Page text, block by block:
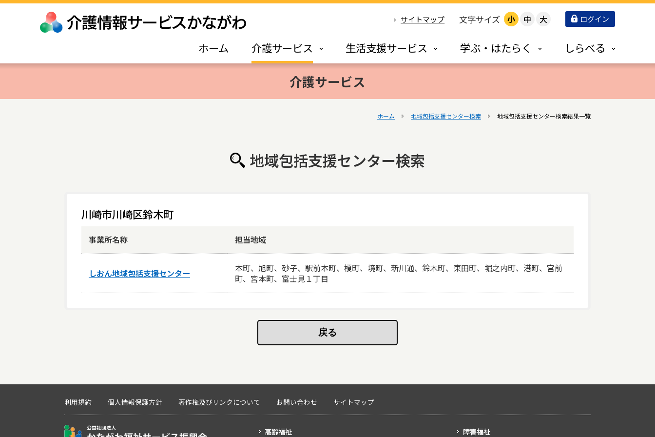
サイトマップ 文字サイズ 小 中 大 ログイン
ホーム 介護サービス 生活支援サービス 学ぶ・はたらく しらべる
介護サービス
ホーム 地域包括支援センター検索 地域包括支援センター検索結果一覧
地域包括支援センター検索
川崎市川崎区鈴木町
事業所名称 担当地域
しおん地域包括支援センター
本町、旭町、砂子、駅前本町、榎町、境町、新川通、鈴木町、東田町、堀之内町、港町、宮前
町、宮本町、富士見１丁目
利用規約 個人情報保護方針 著作権及びリンクについて お問い合わせ サイトマップ
高齢福祉 障害福祉